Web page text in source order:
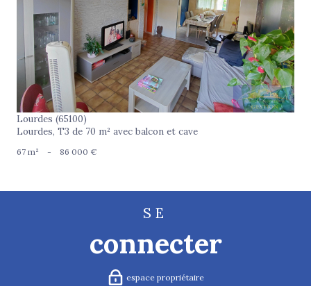
voir le bien
Lourdes (65100)
Lourdes, T3 de 70 m² avec balcon et cave
67 m² - 86 000 €
SE
connecter
espace propriétaire